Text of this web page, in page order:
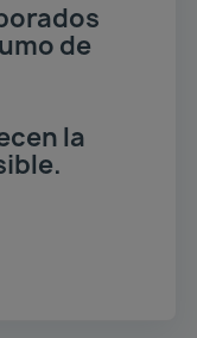
de
la